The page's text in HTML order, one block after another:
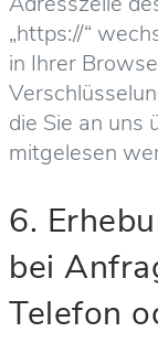
„https://“
in Ihrer
die Sie an uns
mitgelesen
6.
bei
Telefon